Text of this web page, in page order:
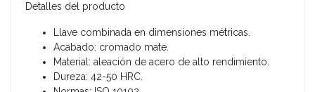
Detalles del producto
Llave combinada en dimensiones métricas.
Acabado: cromado mate.
Material: aleación de acero de alto rendimiento.
Dureza: 42-50 HRC.